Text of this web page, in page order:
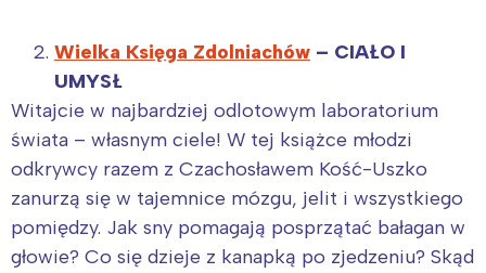
Wielka Księga Zdolniachów – CIAŁO I
UMYSŁ
Witajcie w najbardziej odlotowym laboratorium
świata – własnym ciele! W tej książce młodzi
odkrywcy razem z Czachosławem Kość-Uszko
zanurzą się w tajemnice mózgu, jelit i wszystkiego
pomiędzy. Jak sny pomagają posprzątać bałagan w
głowie? Co się dzieje z kanapką po zjedzeniu? Skąd